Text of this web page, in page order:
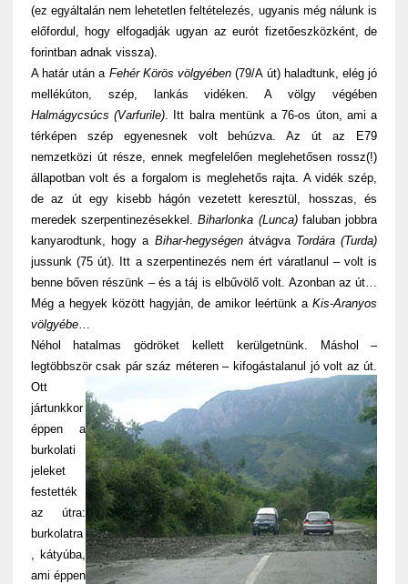
(ez egyáltalán nem lehetetlen feltételezés, ugyanis még nálunk is
előfordul, hogy elfogadják ugyan az eurót fizetőeszközként, de
forintban adnak vissza).
A határ után a Fehér Körös völgyében (79/A út) haladtunk, elég jó
mellékúton, szép, lankás vidéken. A völgy végében
Halmágycsúcs (Varfurile). Itt balra mentünk a 76-os úton, ami a
térképen szép egyenesnek volt behúzva. Az út az E79
nemzetközi út része, ennek megfelelően meglehetősen rossz(!)
állapotban volt és a forgalom is meglehetős rajta. A vidék szép,
de az út egy kisebb hágón vezetett keresztül, hosszas, és
meredek szerpentinezésekkel.Biharlonka (Lunca)faluban jobbra
kanyarodtunk, hogy a Bihar-hegységenátvágva Tordára (Turda)
jussunk (75 út). Itt a szerpentinezés nem ért váratlanul – volt is
benne bőven részünk – és a táj is elbűvölő volt. Azonban az út…
Még a hegyek között hagyján, de amikor leértünk aKis-Aranyos
völgyébe…
Néhol hatalmas gödröket kellett kerülgetnünk. Máshol –
legtöbbször csak pár száz méteren – kifogástalanul jó volt az út.
Ott
jártunkkor
éppen a
burkolati
jeleket
festették
az útra:
burkolatra
, kátyúba,
ami éppen